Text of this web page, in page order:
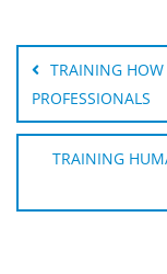
Post
TRAINING HOW
PROFESSIONALS
TRAINING